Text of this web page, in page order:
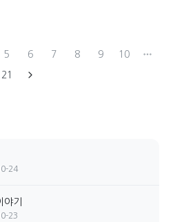
5 6 7 8 9 10
21
24
기
23